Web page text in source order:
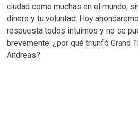
ciudad como muchas en el mundo,
dinero y tu voluntad. Hoy
respuesta todos intuimos y no se
brevemente: ¿por qué triunfó Grand
Andreas?